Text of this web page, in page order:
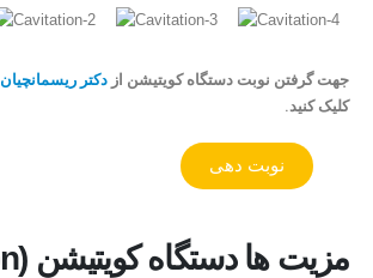
جهت گرفتن نوبت دستگاه کویتیشن از دکتر ریسمانچیان
کلیک کنید.
نوبت دهی
مزیت ها دستگاه کویتیشن (Cavitation)